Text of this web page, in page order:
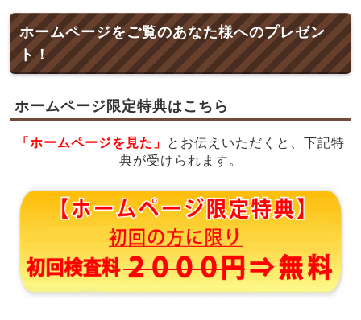
ホームページをご覧のあなた様へのプレゼン
ト！
ホームページ限定特典はこちら
「ホームページを見た」
とお伝えいただくと、下記特
典が受けられます。